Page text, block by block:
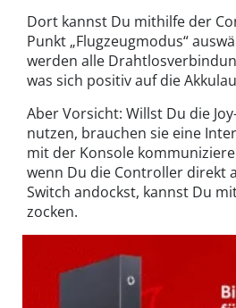
Dort kannst Du mithilfe der
Punkt „Flugzeugmodus“
werden alle
was sich positiv auf die
Aber Vorsicht: Willst Du die
nutzen, brauchen sie eine
mit der Konsole
wenn Du die Controller direkt
Switch andockst, kannst Du
zocken.